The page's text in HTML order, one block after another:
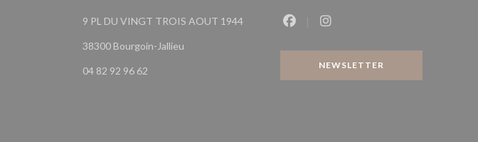
9 PL DU VINGT TROIS AOUT 1944
38300 Bourgoin-Jallieu((abre numa nova janela))
04 82 92 96 62 NEWSLETTER